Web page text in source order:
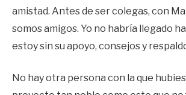
amistad. Antes de ser colegas, con
somos amigos. Yo no habría llegado
estoy sin su apoyo, consejos y
No hay otra persona con la que